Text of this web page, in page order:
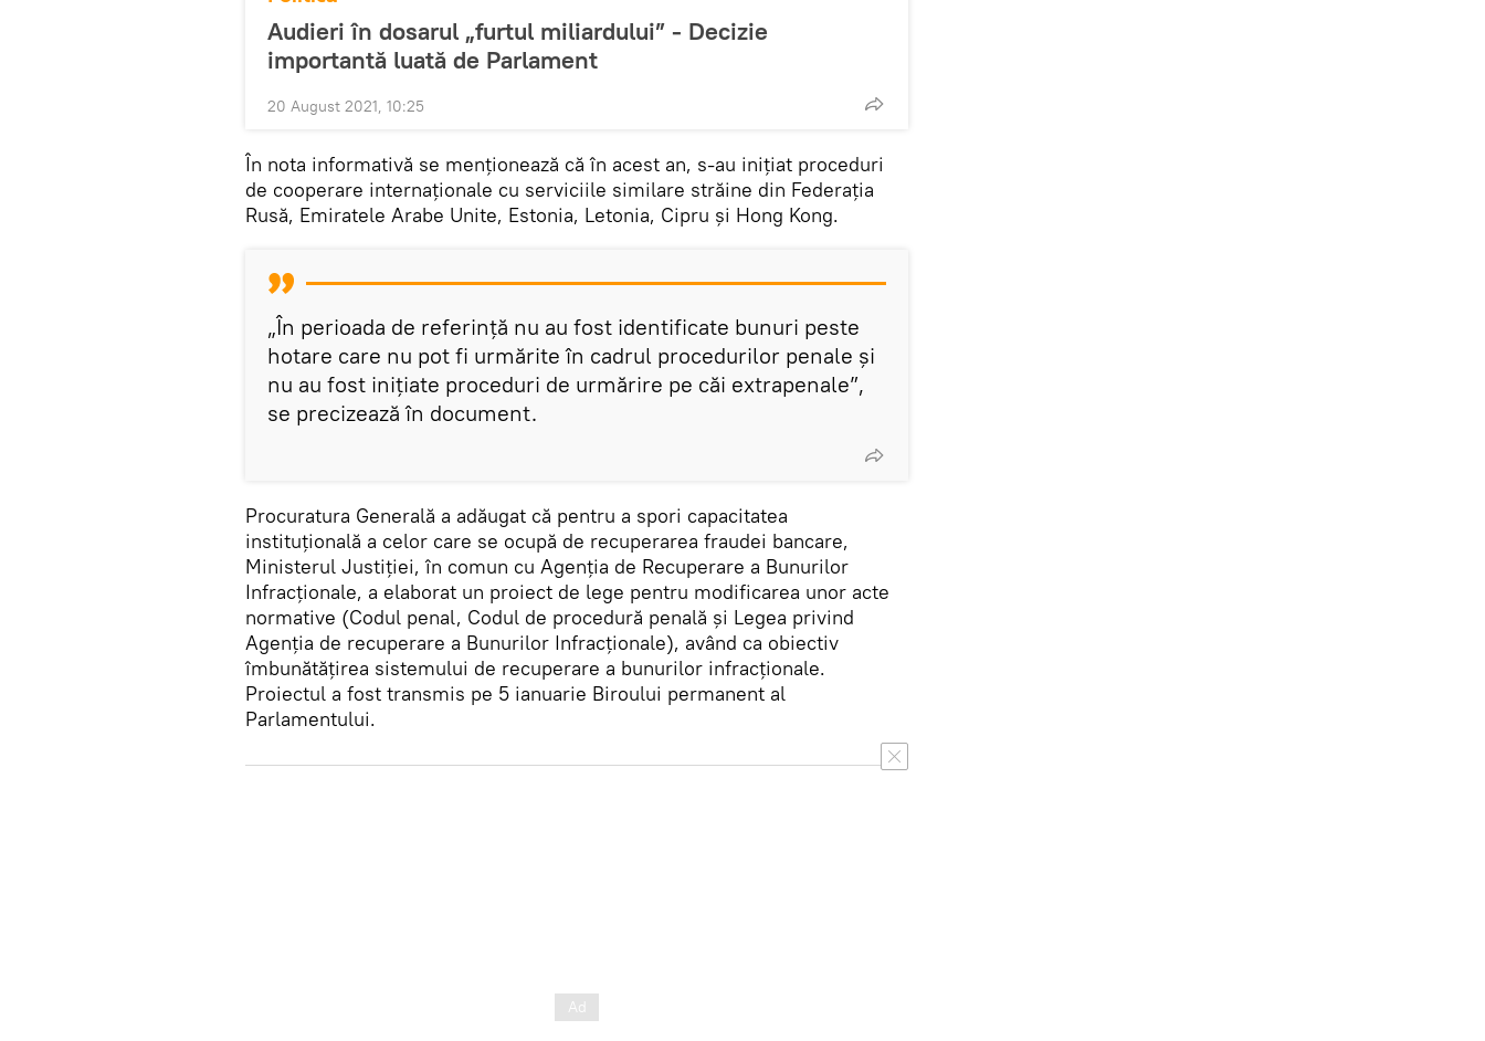
Audieri în dosarul „furtul miliardului” - Decizie
importantă luată de Parlament
20 August 2021, 10:25
În nota informativă se menționează că în acest an, s-au inițiat proceduri
de cooperare internaționale cu serviciile similare străine din Federația
Rusă, Emiratele Arabe Unite, Estonia, Letonia, Cipru și Hong Kong.
„În perioada de referință nu au fost identificate bunuri peste
hotare care nu pot fi urmărite în cadrul procedurilor penale și
nu au fost inițiate proceduri de urmărire pe căi extrapenale”,
se precizează în document.
Procuratura Generală a adăugat că pentru a spori capacitatea
instituțională a celor care se ocupă de recuperarea fraudei bancare,
Ministerul Justiției, în comun cu Agenția de Recuperare a Bunurilor
Infracționale, a elaborat un proiect de lege pentru modificarea unor acte
normative (Codul penal, Codul de procedură penală și Legea privind
Agenția de recuperare a Bunurilor Infracționale), având ca obiectiv
îmbunătățirea sistemului de recuperare a bunurilor infracționale.
Proiectul a fost transmis pe 5 ianuarie Biroului permanent al
Parlamentului.